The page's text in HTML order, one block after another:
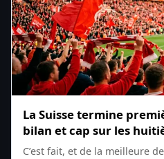
La Suisse termine
bilan et cap sur les
C’est fait, et de la meilleure